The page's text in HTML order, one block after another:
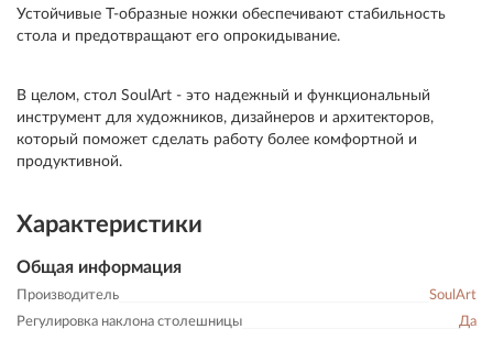
Устойчивые Т-образные ножки обеспечивают стабильность
стола и предотвращают его опрокидывание.
В целом, стол SoulArt - это надежный и функциональный
инструмент для художников, дизайнеров и архитекторов,
который поможет сделать работу более комфортной и
продуктивной.
Характеристики
Общая информация
Производитель
SoulArt
Регулировка наклона столешницы
Да